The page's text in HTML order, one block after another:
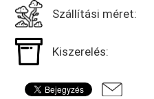
Szállítási méret:
Kiszerelés: